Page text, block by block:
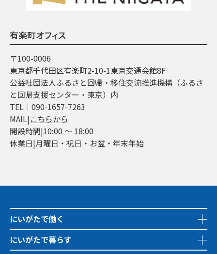
有楽町オフィス
〒100-0006
東京都千代田区有楽町2-10-1東京交通会館8F
公益社団法人ふるさと回帰・移住交流推進機構（ふるさ
と回帰支援センター・東京）内
TEL│090-1657-7263
MAIL|こちらから
開設時間|10:00 ～ 18:00
休業日|月曜日・祝日・お盆・年末年始
にいがたで働く
にいがたで暮らす